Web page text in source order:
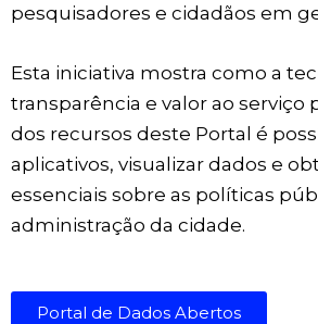
pesquisadores e cidadãos em
Esta iniciativa mostra como a
transparência e valor ao serviço
dos recursos deste Portal é
aplicativos, visualizar dados e
essenciais sobre as políticas
administração da cidade.
Portal de Dados Abertos